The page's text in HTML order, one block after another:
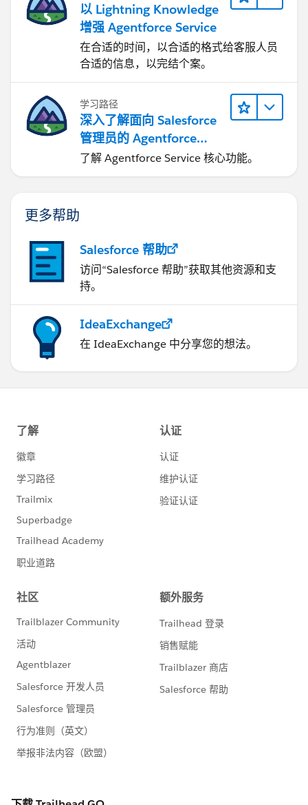
以 Lightning Knowledge
增强 Agentforce Service
在合适的时间，以合适的格式给客服人员
合适的信息，以完结个案。
学习路径
深入了解面向 Salesforce
管理员的 Agentforce
Service
了解 Agentforce Service 核心功能。
更多帮助
Salesforce 帮助
访问“Salesforce 帮助”获取其他资源和支
持。
IdeaExchange
在 IdeaExchange 中分享您的想法。